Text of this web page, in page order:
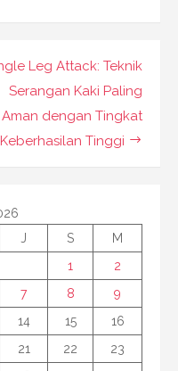
Leg Attack: Teknik
Serangan Kaki Paling
Aman dengan Tingkat
Keberhasilan Tinggi
J S
M
1
2
7 8
9
14 15
16
21 22
23